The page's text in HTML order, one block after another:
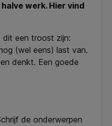
werk. Hier vind
dit een troost zijn:
(wel eens) last van.
denkt. Een goede
de onderwerpen